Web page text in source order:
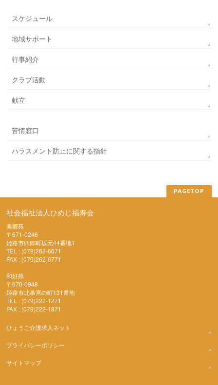
スケジュール
地域サポート
行事紹介
クラブ活動
献立
苦情窓口
ハラスメント防止に関する指針
PAGETOP
社会福祉法人ひめじ福寿会
美郷苑
〒671-0246
姫路市四郷町坂元44番地1
TEL : (079)262-6671
FAX : (079)262-6771
和好苑
〒670-0948
姫路市北条宮の町131番地
TEL : (079)222-1271
FAX : (079)222-1871
ひょうご介護求人ネット
プライバシーポリシー
サイトマップ